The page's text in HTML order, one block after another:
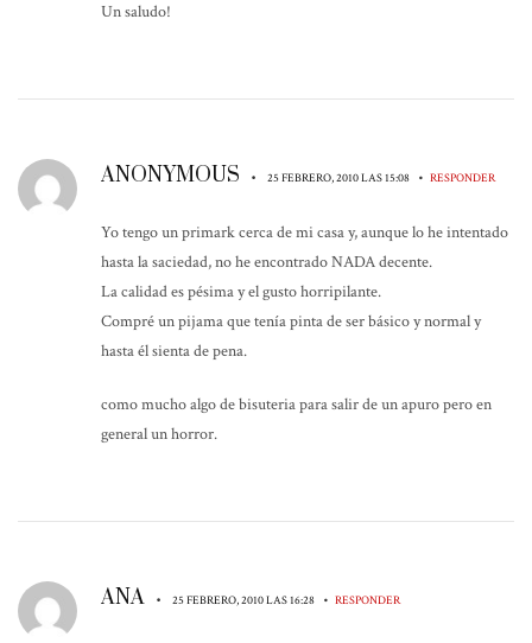
Un saludo!
ANONYMOUS • 25 FEBRERO, 2010 LAS 15:08 • RESPONDER
Yo tengo un primark cerca de mi casa y, aunque lo he intentado
hasta la saciedad, no he encontrado NADA decente.
La calidad es pésima y el gusto horripilante.
Compré un pijama que tenía pinta de ser básico y normal y
hasta él sienta de pena.
como mucho algo de bisuteria para salir de un apuro pero en
general un horror.
ANA • 25 FEBRERO, 2010 LAS 16:28 • RESPONDER